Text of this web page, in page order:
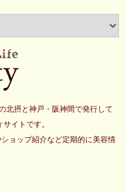
北摂と神戸・阪神間で発行して
イトです。
ョップ紹介など定期的に美容情